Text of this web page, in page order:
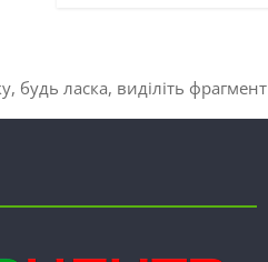
ласка, виділіть фрагмент